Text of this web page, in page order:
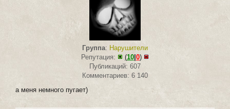
Группа: Нарушители
Репутация:
(10 0)
Публикаций: 607
Комментариев: 6 140
а меня немного пугает)